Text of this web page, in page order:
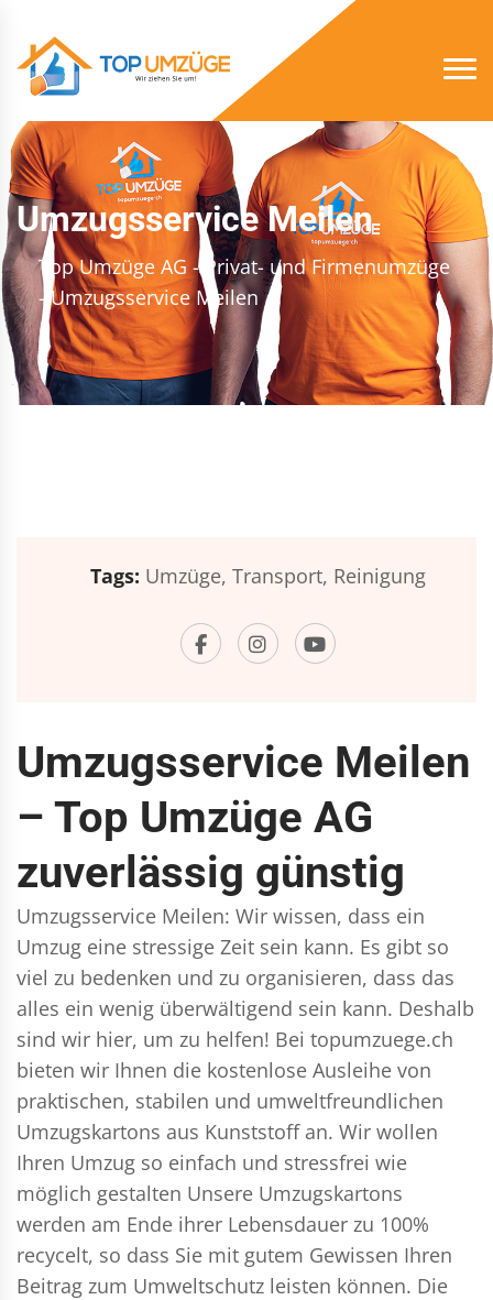
Umzugsservice Meilen
Top Umzüge AG - Privat- und Firmenumzüge
- Umzugsservice Meilen
Tags: Umzüge, Transport, Reinigung
Umzugsservice Meilen
– Top Umzüge AG
zuverlässig günstig
Umzugsservice Meilen: Wir wissen, dass ein
Umzug eine stressige Zeit sein kann. Es gibt so
viel zu bedenken und zu organisieren, dass das
alles ein wenig überwältigend sein kann. Deshalb
sind wir hier, um zu helfen! Bei topumzuege.ch
bieten wir Ihnen die kostenlose Ausleihe von
praktischen, stabilen und umweltfreundlichen
Umzugskartons aus Kunststoff an. Wir wollen
Ihren Umzug so einfach und stressfrei wie
möglich gestalten Unsere Umzugskartons
werden am Ende ihrer Lebensdauer zu 100%
recycelt, so dass Sie mit gutem Gewissen Ihren
Beitrag zum Umweltschutz leisten können. Die